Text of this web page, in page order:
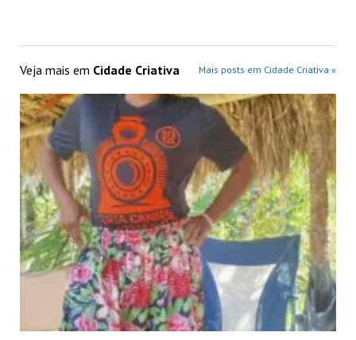
Veja mais em Cidade Criativa Mais posts em Cidade Criativa »